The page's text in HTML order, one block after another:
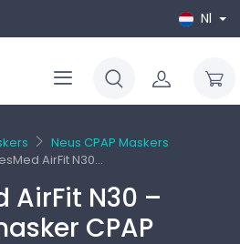
Nl
Neus CPAP Maskers
AirFit N30...
AirFit N30 –
CPAP